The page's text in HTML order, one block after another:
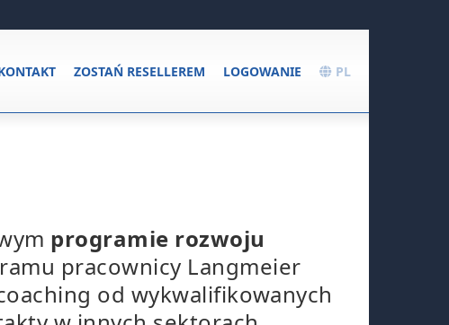
PL
LOGOWANIE
ZOSTAŃ RESELLEREM
programie rozwoju
pracownicy Langmeier
od wykwalifikowanych